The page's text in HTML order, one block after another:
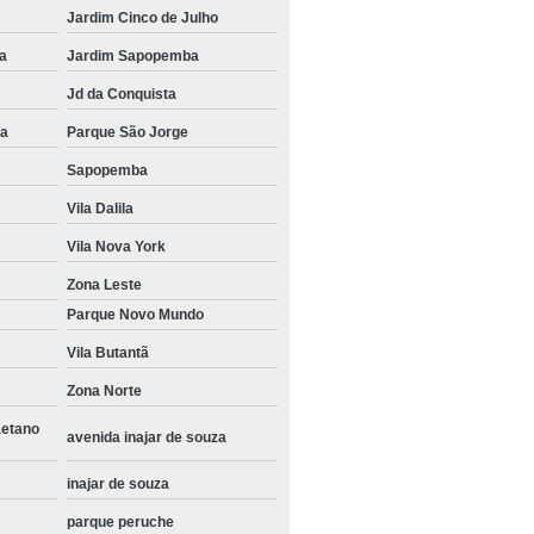
de Jantar
Espelho Pequeno
Banheiro
Espelho Retangular
Estrutura Alumínio para Telhado
de Alumínio Grande São Paulo
para Cobertura de Vidro
Alumínio para Telhado
para Telhado de Policarbonato
para Telhado de Vidro
para Telhado Residencial
Estrutura de Alumínio São Paulo
Estrutura de Alumínio para Palco
Jardim Cinco de Julho
Jardim Sapopemba
Jd da Conquista
Parque São Jorge
Sapopemba
Vila Dalila
Vila Nova York
Zona Leste
Parque Novo Mundo
Vila Butantã
Zona Norte
avenida inajar de souza
inajar de souza
parque peruche